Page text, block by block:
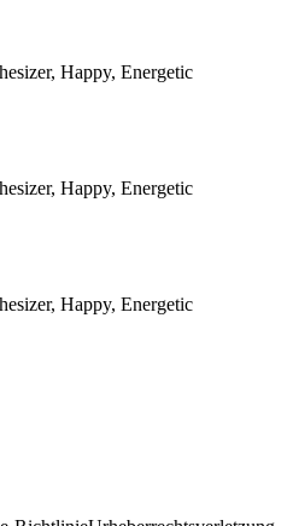
Happy, Energetic
Happy, Energetic
Happy, Energetic